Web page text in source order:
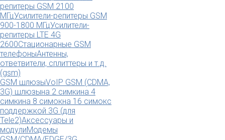
репитеры GSM 2100
МГцУсилители-репитеры GSM
900-1800 МГцУсилители-
репитеры LTE 4G
2600Стационарные GSM
телефоныАнтенны,
ответвители, сплиттеры и т.д.
(gsm)
GSM шлюзыVoIP GSM (CDMA,
3G) шлюзына 2 симкина 4
симкина 8 симокна 16 симокс
поддержкой 3G (для
Tele2)Аксессуары и
модулиМодемы